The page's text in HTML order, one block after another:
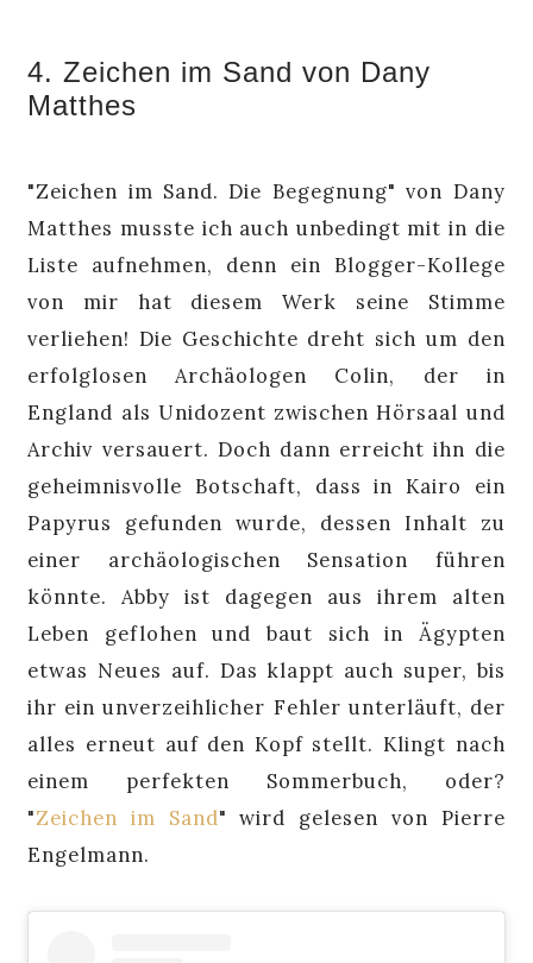
4. Zeichen im Sand von Dany
Matthes
"Zeichen im Sand. Die Begegnung" von Dany
Matthes musste ich auch unbedingt mit in die
Liste aufnehmen, denn ein Blogger-Kollege
von mir hat diesem Werk seine Stimme
verliehen! Die Geschichte dreht sich um den
erfolglosen Archäologen Colin, der in
England als Unidozent zwischen Hörsaal und
Archiv versauert. Doch dann erreicht ihn die
geheimnisvolle Botschaft, dass in Kairo ein
Papyrus gefunden wurde, dessen Inhalt zu
einer archäologischen Sensation führen
könnte. Abby ist dagegen aus ihrem alten
Leben geflohen und baut sich in Ägypten
etwas Neues auf. Das klappt auch super, bis
ihr ein unverzeihlicher Fehler unterläuft, der
alles erneut auf den Kopf stellt. Klingt nach
einem perfekten Sommerbuch, oder?
"Zeichen im Sand" wird gelesen von Pierre
Engelmann.